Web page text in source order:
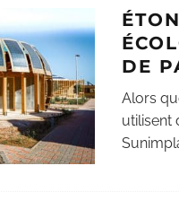
DE
Alors
utilisent